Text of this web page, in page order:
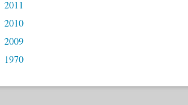
2011
2010
2009
1970